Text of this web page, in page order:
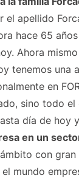
apellido
hace 65
Ahora
tenemos una
en
sino todo
día de hoy
en un
con
mundo